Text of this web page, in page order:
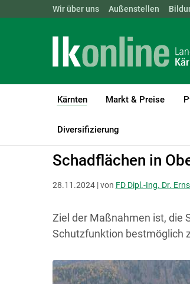
Landwirtschaftskammern:
Wir über uns Außenstellen
Kärnten
(current)1
Markt & Preise
Diversifizierung
LK Kärnten Kärnten
Schadflächen in
28.11.2024 | von FD Dipl.-Ing. Dr.
Ziel der Maßnahmen ist, die
Schutzfunktion bestmöglich